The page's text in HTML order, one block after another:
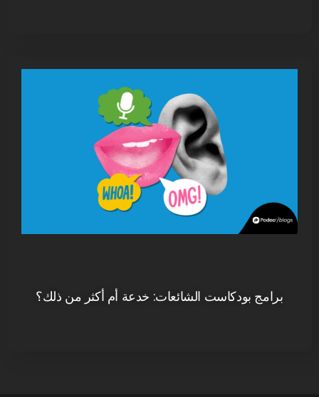
برامج بودكاست الشائعات: خدعة أم أكثر من ذلك؟